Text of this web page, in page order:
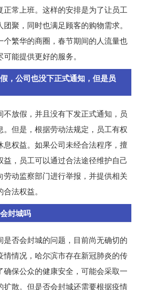
正常上班。这样的安排是为了让员工
聚，同时也满足顾客的购物需求。
个繁华的商圈，春节期间的人流量也
能提供更好的服务。
，公司也没下正式通知，但是员
不放假，并且没有下发正式通知，员
。但是，根据劳动法规定，员工有权
息权益。如果公司未经合法程序，擅
益，员工可以通过合法途径维护自己
劳动监察部门进行举报，并提供相关
法权益。
封城吗
是否会封城的问题，目前尚无确切的
情情况，哈尔滨市存在新冠肺炎的传
确保公众的健康安全，可能会采取一
扩散。但是否会封城还需要根据疫情